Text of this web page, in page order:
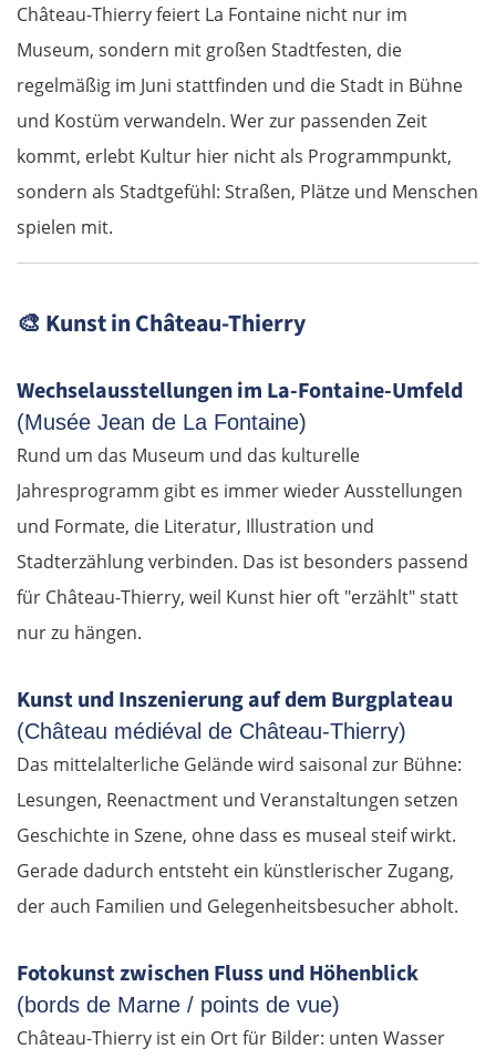
Château-Thierry feiert La Fontaine nicht nur im
Museum, sondern mit großen Stadtfesten, die
regelmäßig im Juni stattfinden und die Stadt in Bühne
und Kostüm verwandeln. Wer zur passenden Zeit
kommt, erlebt Kultur hier nicht als Programmpunkt,
sondern als Stadtgefühl: Straßen, Plätze und Menschen
spielen mit.
🎨 Kunst in Château-Thierry
Wechselausstellungen im La-Fontaine-Umfeld
(Musée Jean de La Fontaine)
Rund um das Museum und das kulturelle
Jahresprogramm gibt es immer wieder Ausstellungen
und Formate, die Literatur, Illustration und
Stadterzählung verbinden. Das ist besonders passend
für Château-Thierry, weil Kunst hier oft "erzählt" statt
nur zu hängen.
Kunst und Inszenierung auf dem Burgplateau
(Château médiéval de Château-Thierry)
Das mittelalterliche Gelände wird saisonal zur Bühne:
Lesungen, Reenactment und Veranstaltungen setzen
Geschichte in Szene, ohne dass es museal steif wirkt.
Gerade dadurch entsteht ein künstlerischer Zugang,
der auch Familien und Gelegenheitsbesucher abholt.
Fotokunst zwischen Fluss und Höhenblick
(bords de Marne / points de vue)
Château-Thierry ist ein Ort für Bilder: unten Wasser
Amstetten
St. Pölten
Wien
Slowakei
Trnava
Nitra
Nové Zámky
Esztergom
Budapest
Jászberény
Debrecen
Rumänien Ost
Cluj-Napoca
Târnăveni